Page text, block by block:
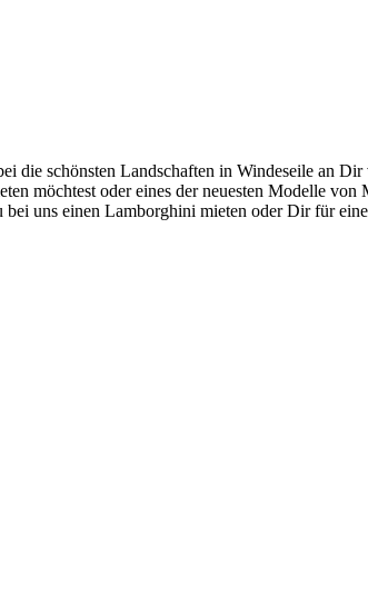
die schönsten Landschaften in Windeseile an
möchtest oder eines der neuesten Modelle
uns einen Lamborghini mieten oder Dir für